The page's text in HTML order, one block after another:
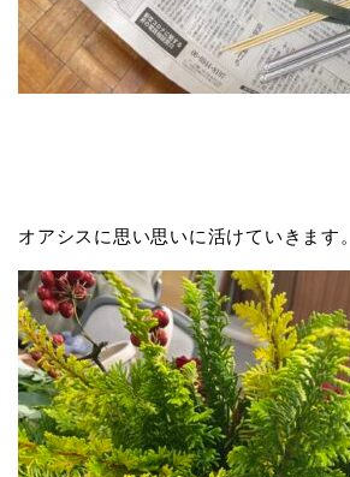
オアシスに思い思いに活けていきます。